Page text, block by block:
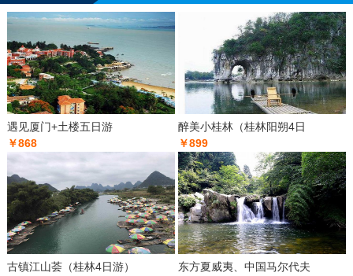
遇见厦门+土楼五日游
￥868
醉美小桂林（桂林阳朔4日
￥899
古镇江山荟（桂林4日游）
东方夏威夷、中国马尔代夫